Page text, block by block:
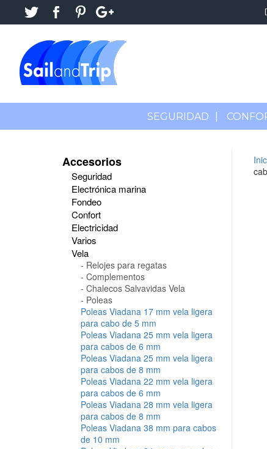
SEGURIDAD
Accesorios
Seguridad
Electrónica marina
Fondeo
Confort
Electricidad
Varios
Vela
Relojes para regatas
Complementos
Chalecos Salvavidas Vela
Poleas
Poleas Viadana 17 mm vela ligera
para cabo de 5 mm
Poleas Viadana 25 mm vela ligera
para cabos de 6 mm
Poleas Viadana 25 mm vela ligera
para cabos de 8 mm
Poleas Viadana 22 mm vela ligera
para cabos de 6 mm
Poleas Viadana 28 mm vela ligera
para cabos de 8 mm
Poleas Viadana 38 mm para cabos
de 10 mm